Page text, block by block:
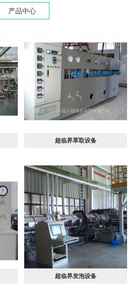
综合技术为基础，致力于二氧化碳提
取设备，干燥设备，除油清洗，发泡
工等行业提供超临界流体萃取技术、
生产工艺、成套萃取装置服务。
产品中心
超临界萃取设备
超临界发泡设备